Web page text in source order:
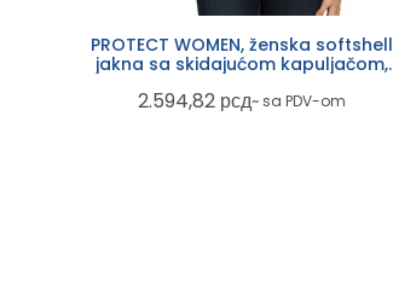
PROTECT WOMEN, ženska softshell
jakna sa skidajućom kapuljačom,
2.594,82 рсд~ sa PDV-om